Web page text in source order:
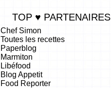
TOP ♥ PARTENAIRES
Chef Simon
Toutes les recettes
Paperblog
Marmiton
Libéfood
Blog Appetit
Food Reporter